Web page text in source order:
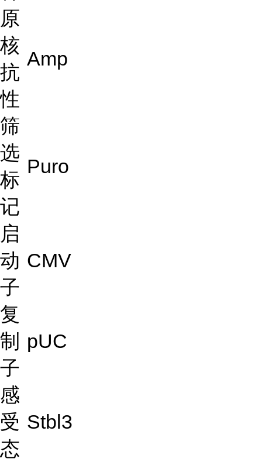
原
核
抗
性
Amp
筛
选
标
记
Puro
启
动
子
CMV
复
制
子
pUC
感
受
态
Stbl3